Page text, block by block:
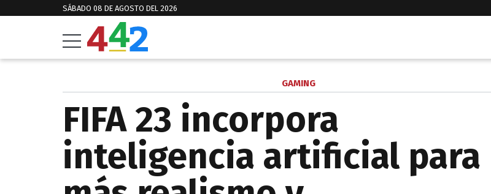
SÁBADO 08 DE AGOSTO DEL 2026
GAMING
FIFA 23 incorpora
inteligencia artificial para